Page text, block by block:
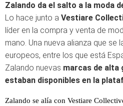
Zalando da el salto a la moda
Lo hace junto a Vestiare
líder en la compra y venta de
mano. Una nueva alianza que se
europeos, entre los que está
Zalando nuevas marcas de alta
estaban disponibles en la
Zalando se alía con Vestiare